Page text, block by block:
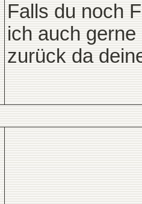
Falls du noch
ich auch
zurück da